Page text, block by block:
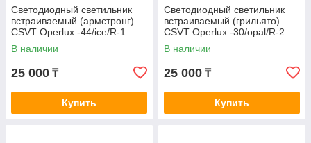
Светодиодный светильник
встраиваемый (армстронг)
CSVT Operlux -44/ice/R-1
В наличии
25 000 ₸
Купить
Cветодиодный светильник
встраиваемый (грильято)
CSVT Operlux -30/opal/R-2
В наличии
25 000 ₸
Купить